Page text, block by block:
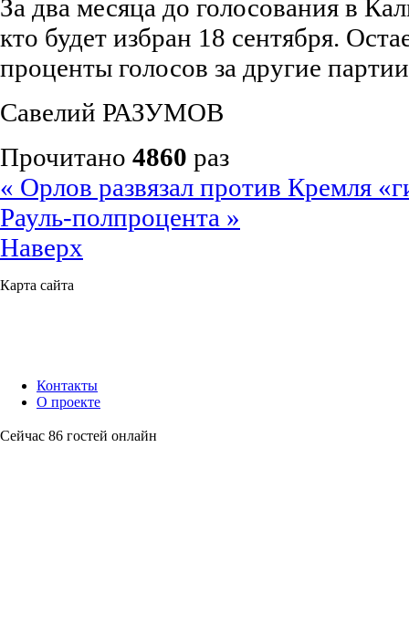
За два месяца до голосования в
кто будет избран 18 сентября.
проценты голосов за другие
Савелий РАЗУМОВ
Прочитано 4860 раз
« Орлов развязал против Кремля
Рауль-полпроцента »
Наверх
Карта сайта
Контакты
О проекте
Сейчас 86 гостей онлайн